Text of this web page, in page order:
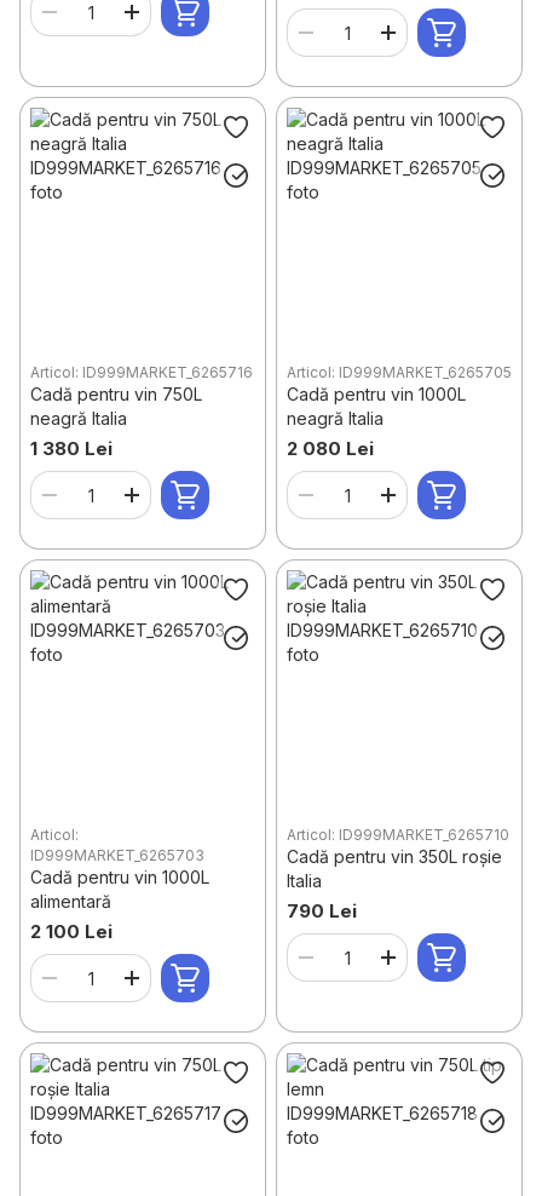
Articol: ID999MARKET_6265716
Cadă pentru vin 750L
neagră Italia
1 380 Lei
Articol: ID999MARKET_6265705
Cadă pentru vin 1000L
neagră Italia
2 080 Lei
Articol:
ID999MARKET_6265703
Cadă pentru vin 1000L
alimentară
2 100 Lei
Articol: ID999MARKET_6265710
Cadă pentru vin 350L roșie
Italia
790 Lei